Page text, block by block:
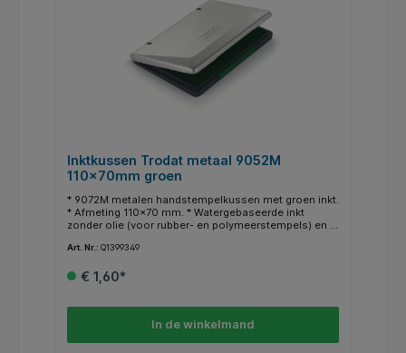
Inktkussen Trodat metaal 9052M
110x70mm groen
* 9072M metalen handstempelkussen met groen inkt.
* Afmeting 110x70 mm. * Watergebaseerde inkt
zonder olie (voor rubber- en polymeerstempels) en is
kleurintensieve afdrukken.
Art. Nr.: Q1399349
€ 1,60*
In de winkelmand